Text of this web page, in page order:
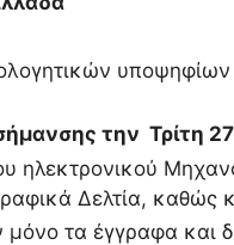
την Τρίτη
ηλεκτρονικού
Δελτία, καθώς
τα έγγραφα και